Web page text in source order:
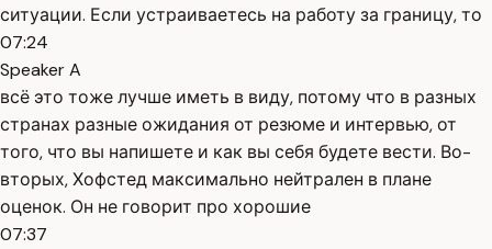
ситуации. Если устраиваетесь на работу за границу, то
07:24
Speaker A
всё это тоже лучше иметь в виду, потому что в разных
странах разные ожидания от резюме и интервью, от
того, что вы напишете и как вы себя будете вести. Во-
вторых, Хофстед максимально нейтрален в плане
оценок. Он не говорит про хорошие
07:37